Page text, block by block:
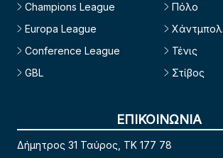
Champions League
Europa League
Conference League
GBL
Πόλο
Χάντμπολ
Τένις
Στίβος
ΕΠΙΚΟΙΝΩΝΙΑ
Δήμητρος 31 Ταύρος, TK 177 78